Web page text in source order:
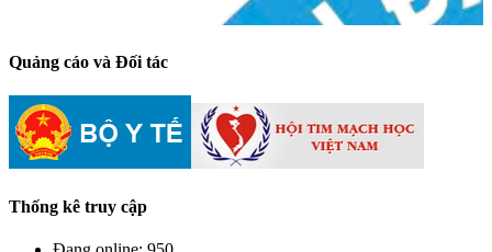
Quảng cáo và Đối tác
Thống kê truy cập